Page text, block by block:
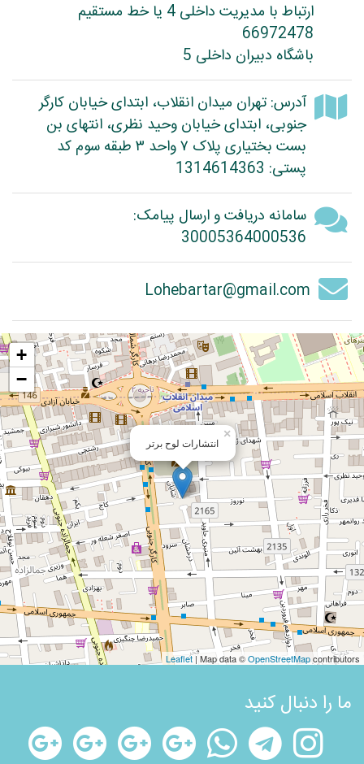
ارتباط با مدیریت داخلی 4 یا خط مستقیم
66972478
باشگاه دبیران داخلی 5
آدرس: تهران میدان انقلاب، ابتدای خیابان کارگر
جنوبی، ابتدای خیابان وحید نظری، انتهای بن
بست بختیاری پلاک ۷ واحد ۳ طبقه سوم کد
پستی: 1314614363
سامانه دریافت و ارسال پیامک:
30005364000536
Lohebartar@gmail.com
انتشارات لوح برتر
×
+
−
Leaflet| Map data ©OpenStreetMapcontributors
ما را دنبال کنید